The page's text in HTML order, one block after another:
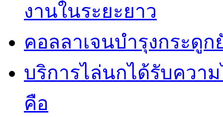
งานในระยะยาว
คอลลาเจนบำรุงกระดู
บริการไล่นกได้รับควา
คือ